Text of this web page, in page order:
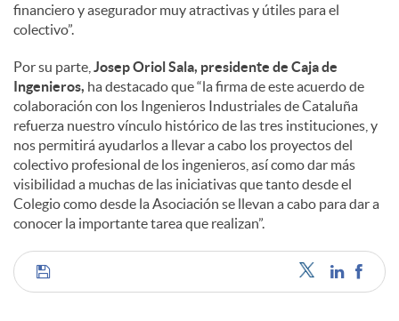
financiero y asegurador muy atractivas y útiles para el
colectivo”.
Por su parte, Josep Oriol Sala, presidente de Caja de
Ingenieros, ha destacado que “la firma de este acuerdo de
colaboración con los Ingenieros Industriales de Cataluña
refuerza nuestro vínculo histórico de las tres instituciones, y
nos permitirá ayudarlos a llevar a cabo los proyectos del
colectivo profesional de los ingenieros, así como dar más
visibilidad a muchas de las iniciativas que tanto desde el
Colegio como desde la Asociación se llevan a cabo para dar a
conocer la importante tarea que realizan”.
C